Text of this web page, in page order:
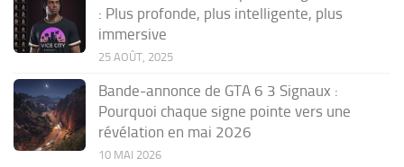
: Plus profonde, plus intelligente, plus
immersive
25 AOÛT, 2025
Bande-annonce de GTA 6 3 Signaux :
Pourquoi chaque signe pointe vers une
révélation en mai 2026
10 MAI 2026